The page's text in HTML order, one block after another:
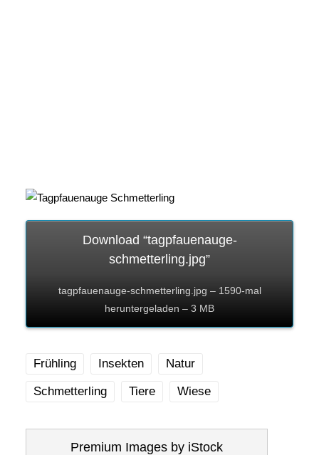
Download “tagpfauenauge-
schmetterling.jpg”
tagpfauenauge-schmetterling.jpg – 1590-mal
heruntergeladen – 3 MB
Frühling Insekten Natur
Schmetterling Tiere Wiese
Premium Images by iStock